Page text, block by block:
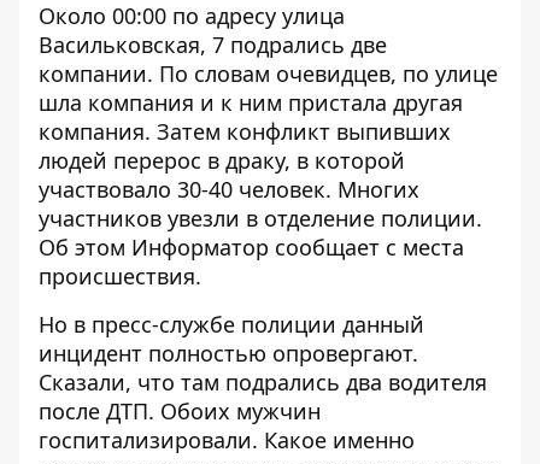
Около 00:00 по адресу улица
Васильковская, 7 подрались две
компании. По словам очевидцев, по улице
шла компания и к ним пристала другая
компания. Затем конфликт выпивших
людей перерос в драку, в которой
участвовало 30-40 человек. Многих
участников увезли в отделение полиции.
Об этом Информатор сообщает с места
происшествия.
Но в пресс-службе полиции данный
инцидент полностью опровергают.
Сказали, что там подрались два водителя
после ДТП. Обоих мужчин
госпитализировали. Какое именно